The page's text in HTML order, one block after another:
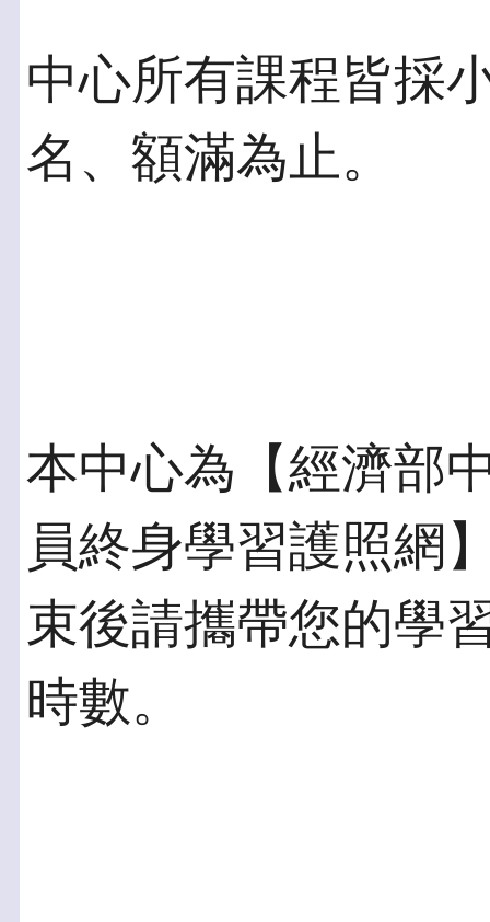
中心所有課程皆採
名、額滿為止。
本中心為【經濟部
員終身學習護照網
束後請攜帶您的學
時數。